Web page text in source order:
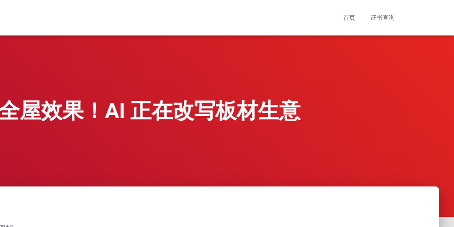
首页 证书查询
屋效果！AI 正在改写板材生意